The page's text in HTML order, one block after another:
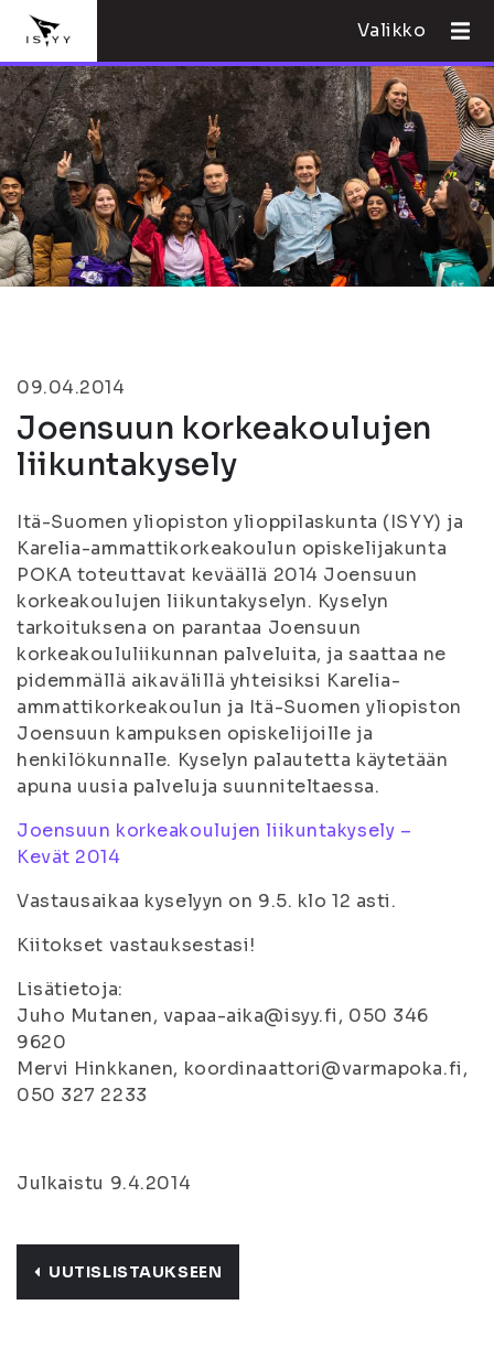
Valikko
09.04.2014
Joensuun korkeakoulujen
liikuntakysely
Itä-Suomen yliopiston ylioppilaskunta (ISYY) ja
Karelia-ammattikorkeakoulun opiskelijakunta
POKA toteuttavat keväällä 2014 Joensuun
korkeakoulujen liikuntakyselyn. Kyselyn
tarkoituksena on parantaa Joensuun
korkeakoululiikunnan palveluita, ja saattaa ne
pidemmällä aikavälillä yhteisiksi Karelia-
ammattikorkeakoulun ja Itä-Suomen yliopiston
Joensuun kampuksen opiskelijoille ja
henkilökunnalle. Kyselyn palautetta käytetään
apuna uusia palveluja suunniteltaessa.
Joensuun korkeakoulujen liikuntakysely –
Kevät 2014
Vastausaikaa kyselyyn on 9.5. klo 12 asti.
Kiitokset vastauksestasi!
Lisätietoja:
Juho Mutanen, vapaa-aika@isyy.fi, 050 346
9620
Mervi Hinkkanen, koordinaattori@varmapoka.fi,
050 327 2233
Julkaistu 9.4.2014
UUTISLISTAUKSEEN